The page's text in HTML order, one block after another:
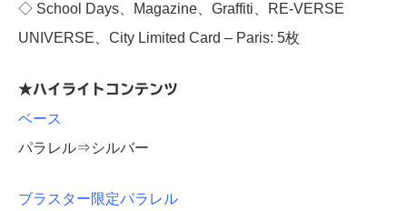
◇ School Days、Magazine、Graffiti、RE-VERSE
UNIVERSE、City Limited Card – Paris: 5枚
★ハイライトコンテンツ
ベース
パラレル⇒シルバー
ブラスター限定パラレル